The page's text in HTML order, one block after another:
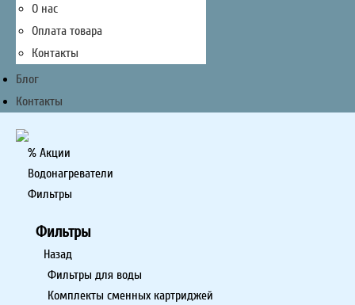
О нас
Оплата товара
Контакты
Блог
Контакты
% Акции
Водонагреватели
Фильтры
Фильтры
Назад
Фильтры для воды
Комплекты сменных картриджей